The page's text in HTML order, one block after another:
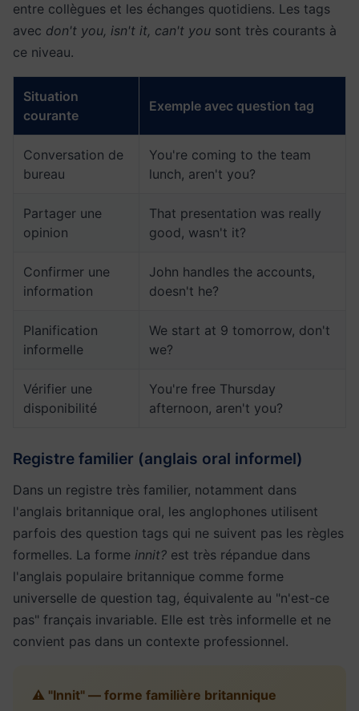
entre collègues et les échanges quotidiens. Les tags
avec don't you, isn't it, can't you sont très courants à
ce niveau.
Situation
courante
Exemple avec question tag
Conversation de
bureau
You're coming to the team
lunch, aren't you?
Partager une
opinion
That presentation was really
good, wasn't it?
Confirmer une
information
John handles the accounts,
doesn't he?
Planification
informelle
We start at 9 tomorrow, don't
we?
Vérifier une
disponibilité
You're free Thursday
afternoon, aren't you?
Registre familier (anglais oral informel)
Dans un registre très familier, notamment dans
l'anglais britannique oral, les anglophones utilisent
parfois des question tags qui ne suivent pas les règles
formelles. La forme innit? est très répandue dans
l'anglais populaire britannique comme forme
universelle de question tag, équivalente au "n'est-ce
pas" français invariable. Elle est très informelle et ne
convient pas dans un contexte professionnel.
⚠️ "Innit" — forme familière britannique